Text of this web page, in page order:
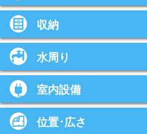
収納
水周り
室内設備
位置･広さ